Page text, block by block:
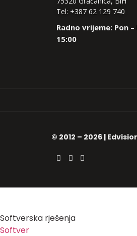
Tel: +387 62 129 740
Radno vrijeme: Pon –
15:00
© 2012 – 2026 |
Softverska rješenja
Softver